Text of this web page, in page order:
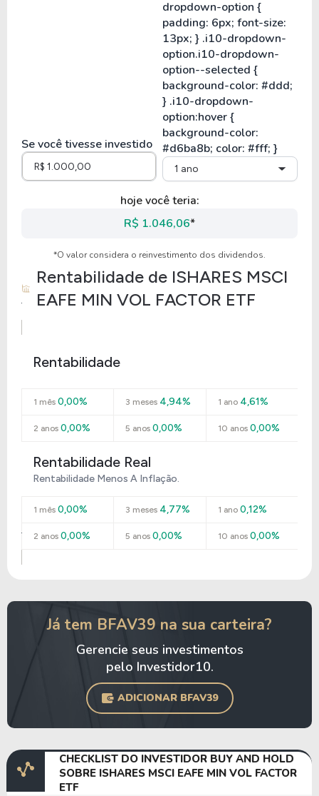
Se você tivesse investido
1 ano
hoje você teria:
R$ 1.046,06*
*O valor considera o reinvestimento dos dividendos.
Rentabilidade de ISHARES MSCI
EAFE MIN VOL FACTOR ETF
Rentabilidade
1 mês 0,00% 3 meses 4,94% 1 ano4,61%
2 anos 0,00% 5 anos 0,00% 10 anos0,00%
Rentabilidade Real
Rentabilidade Menos A Inflação.
1 mês 0,00% 3 meses 4,77% 1 ano0,12%
2 anos 0,00% 5 anos 0,00% 10 anos0,00%
Já tem BFAV39 na sua carteira?
Gerencie seus investimentos
pelo Investidor10.
ADICIONAR BFAV39
CHECKLIST DO INVESTIDOR BUY AND HOLD
SOBRE ISHARES MSCI EAFE MIN VOL FACTOR
ETF